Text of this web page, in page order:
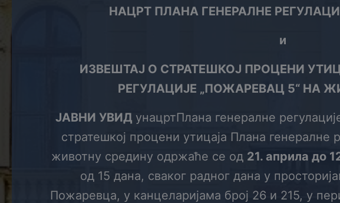
НАЦРТ ПЛАНА ГЕНЕРАЛНЕ
и
ИЗВЕШТАЈ О СТРАТЕШКОЈ ПРОЦЕНИ
РЕГУЛАЦИЈЕ „ПОЖАРЕВАЦ 5“ НА
ЈАВНИ УВИД унацртПлана генералне
стратешкој процени утицаја Плана генералне
животну средину одржаће се од 21. априла до
од 15 дана, сваког радног дана у
Пожаревца, у канцеларијама број 26 и 215, у